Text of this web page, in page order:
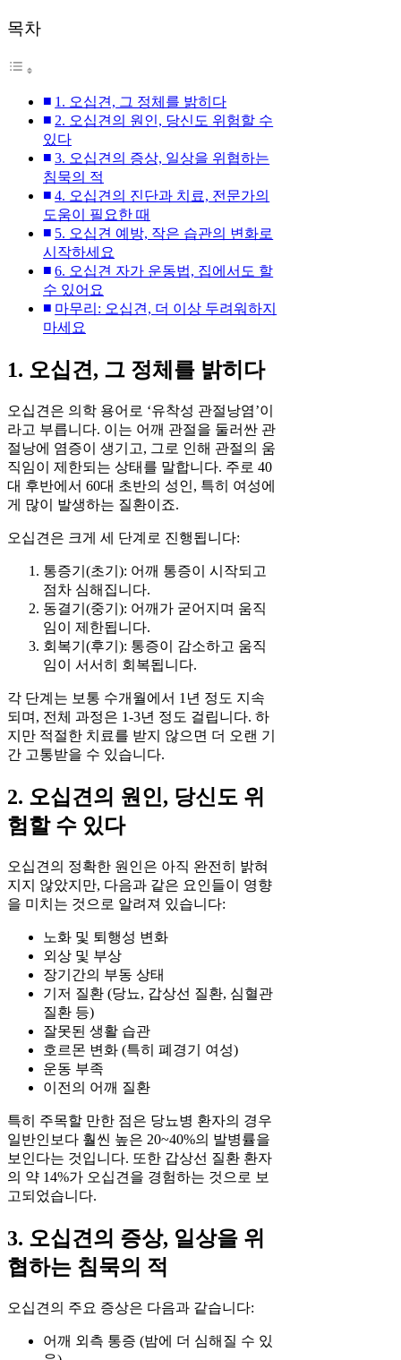
목차
1. 오십견, 그 정체를 밝히다
2. 오십견의 원인, 당신도 위험할 수
있다
3. 오십견의 증상, 일상을 위협하는
침묵의 적
4. 오십견의 진단과 치료, 전문가의
도움이 필요한 때
5. 오십견 예방, 작은 습관의 변화로
시작하세요
6. 오십견 자가 운동법, 집에서도 할
수 있어요
마무리: 오십견, 더 이상 두려워하지
마세요
1. 오십견, 그 정체를 밝히다
오십견은 의학 용어로 ‘유착성 관절낭염’이
라고 부릅니다. 이는 어깨 관절을 둘러싼 관
절낭에 염증이 생기고, 그로 인해 관절의 움
직임이 제한되는 상태를 말합니다. 주로 40
대 후반에서 60대 초반의 성인, 특히 여성에
게 많이 발생하는 질환이죠.
오십견은 크게 세 단계로 진행됩니다:
통증기(초기): 어깨 통증이 시작되고
점차 심해집니다.
동결기(중기): 어깨가 굳어지며 움직
임이 제한됩니다.
회복기(후기): 통증이 감소하고 움직
임이 서서히 회복됩니다.
각 단계는 보통 수개월에서 1년 정도 지속
되며, 전체 과정은 1-3년 정도 걸립니다. 하
지만 적절한 치료를 받지 않으면 더 오랜 기
간 고통받을 수 있습니다.
2. 오십견의 원인, 당신도 위
험할 수 있다
오십견의 정확한 원인은 아직 완전히 밝혀
지지 않았지만, 다음과 같은 요인들이 영향
을 미치는 것으로 알려져 있습니다:
노화 및 퇴행성 변화
외상 및 부상
장기간의 부동 상태
기저 질환 (당뇨, 갑상선 질환, 심혈관
질환 등)
잘못된 생활 습관
호르몬 변화 (특히 폐경기 여성)
운동 부족
이전의 어깨 질환
특히 주목할 만한 점은 당뇨병 환자의 경우
일반인보다 훨씬 높은 20~40%의 발병률을
보인다는 것입니다. 또한 갑상선 질환 환자
의 약 14%가 오십견을 경험하는 것으로 보
고되었습니다.
3. 오십견의 증상, 일상을 위
협하는 침묵의 적
오십견의 주요 증상은 다음과 같습니다:
어깨 외측 통증 (밤에 더 심해질 수 있